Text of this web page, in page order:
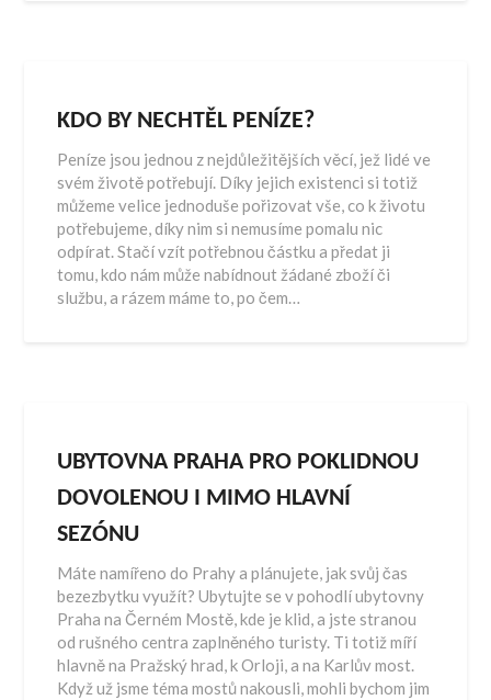
KDO BY NECHTĚL PENÍZE?
Peníze jsou jednou z nejdůležitějších věcí, jež lidé ve
svém životě potřebují. Díky jejich existenci si totiž
můžeme velice jednoduše pořizovat vše, co k životu
potřebujeme, díky nim si nemusíme pomalu nic
odpírat. Stačí vzít potřebnou částku a předat ji
tomu, kdo nám může nabídnout žádané zboží či
službu, a rázem máme to, po čem…
UBYTOVNA PRAHA PRO POKLIDNOU
DOVOLENOU I MIMO HLAVNÍ
SEZÓNU
Máte namířeno do Prahy a plánujete, jak svůj čas
bezezbytku využít? Ubytujte se v pohodlí ubytovny
Praha na Černém Mostě, kde je klid, a jste stranou
od rušného centra zaplněného turisty. Ti totiž míří
hlavně na Pražský hrad, k Orloji, a na Karlův most.
Když už jsme téma mostů nakousli, mohli bychom jim